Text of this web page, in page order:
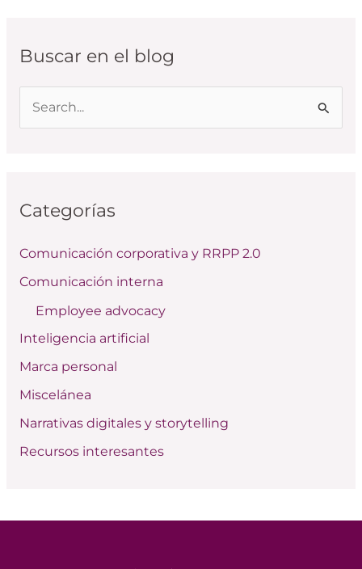
Buscar en el blog
a
p
o
:
Categorías
Comunicación corporativa y RRPP 2.0
Comunicación interna
Employee advocacy
Inteligencia artificial
Marca personal
Miscelánea
Narrativas digitales y storytelling
Recursos interesantes